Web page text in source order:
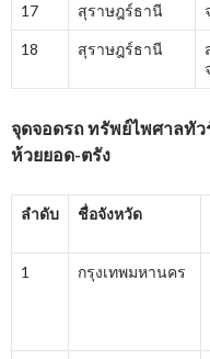
17 สุราษฎร์ธานี
18 สุราษฎร์ธานี
จุดจอดรถ ทรัพย์ไพศาลทัว
ห้วยยอด-ตรัง
ลำดับ ชื่อจังหวัด
1 กรุงเทพมหานคร